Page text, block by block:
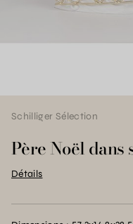
Schilliger Sélection
Père Noël dans
Détails